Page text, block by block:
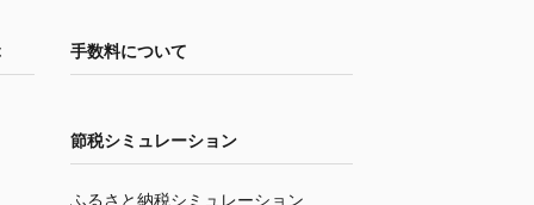
手数料について
節税シミュレーション
ふるさと納税シミュレーション